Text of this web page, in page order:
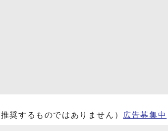
奨するものではありません） 広告募集中